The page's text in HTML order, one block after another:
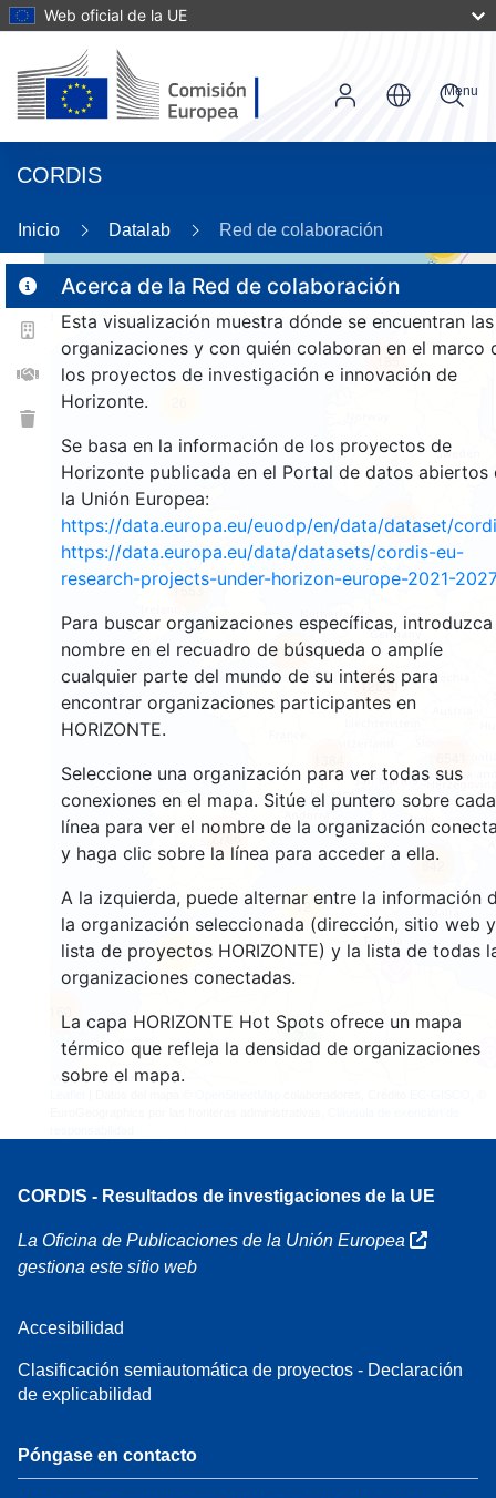
Web oficial de la UE
CORDIS
Menu
Inicio Datalab Red de colaboración
Acerca de la Red de colaboración
Esta visualización muestra dónde se encuentran las
organizaciones y con quién colaboran en el marco
los proyectos de investigación e innovación de
Horizonte.
Se basa en la información de los proyectos de
Horizonte publicada en el Portal de datos abiertos
la Unión Europea:
https://data.europa.eu/euodp/en/data/dataset/
https://data.europa.eu/data/datasets/cordis-eu-
research-projects-under-horizon-europe-2021-2027
Para buscar organizaciones específicas, introduzca
nombre en el recuadro de búsqueda o amplíe
cualquier parte del mundo de su interés para
encontrar organizaciones participantes en
HORIZONTE.
Seleccione una organización para ver todas sus
conexiones en el mapa. Sitúe el puntero sobre cada
línea para ver el nombre de la organización
y haga clic sobre la línea para acceder a ella.
A la izquierda, puede alternar entre la información
la organización seleccionada (dirección, sitio web y
lista de proyectos HORIZONTE) y la lista de todas
organizaciones conectadas.
La capa HORIZONTE Hot Spots ofrece un mapa
térmico que refleja la densidad de organizaciones
sobre el mapa.
7
160
1553
12
61
7766
842
185
2920
10074
12860
CORDIS - Resultados de investigaciones de la UE
La Oficina de Publicaciones de la Unión Europea
gestiona este sitio web
Accesibilidad
Clasificación semiautomática de proyectos - Declaración
de explicabilidad
Póngase en contacto